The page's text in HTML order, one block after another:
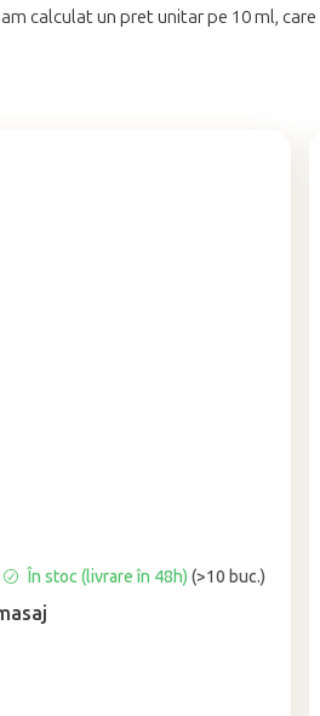
În stoc (livrare în 48h) (>10 buc.)
calculat un pret unitar pe 10 ml, care